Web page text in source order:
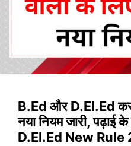
B.Ed और D.El.Ed
नया नियम जारी, पढ़ाई
D.El.Ed New Rule